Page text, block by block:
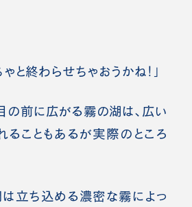
ゃと終わらせちゃおうかね！」
前に広がる霧の湖は、広い
ることもあるが実際のところ
立ち込める濃密な霧によっ